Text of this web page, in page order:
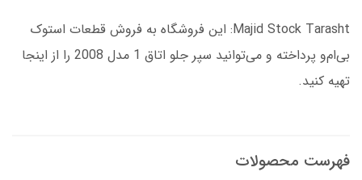
Majid Stock Tarasht: این فروشگاه به فروش قطعات استوک
بی‌ام‌و پرداخته و می‌توانید سپر جلو اتاق 1 مدل 2008 را از اینجا
تهیه کنید.
فهرست محصولات